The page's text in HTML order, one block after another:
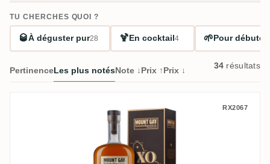
TU CHERCHES QUOI ?
🥃À déguster pur28 🍹En cocktail4 🌱Pour débuter
PertinenceLes plus notésNote ↓Prix ↑Prix ↓ 34 résultats
Mount Gay XO - Triple Cask Blend RX2067